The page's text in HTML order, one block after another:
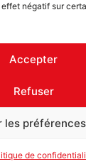
négatif sur
Accepter
Refuser
les préférences
de
à la
© 2022 Maxi